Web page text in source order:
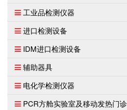
工业品检测仪器
进口检测设备
IDM进口检测设备
辅助器具
电化学检测仪器
PCR方舱实验室及移动发热门诊